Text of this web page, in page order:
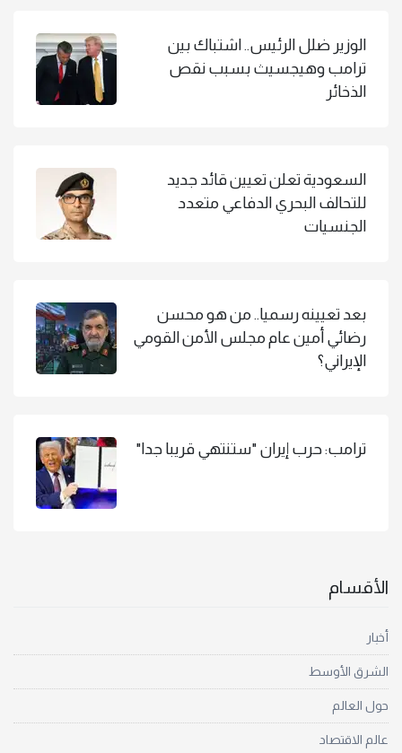
الوزير ضلل الرئيس.. اشتباك بين
ترامب وهيجسيث بسبب نقص
الذخائر
السعودية تعلن تعيين قائد جديد
للتحالف البحري الدفاعي متعدد
الجنسيات
بعد تعيينه رسميا.. من هو محسن
رضائي أمين عام مجلس الأمن القومي
الإيراني؟
ترامب: حرب إيران "ستنتهي قريبا جدا"
الأقسام
أخبار
الشرق الأوسط
حول العالم
عالم الاقتصاد